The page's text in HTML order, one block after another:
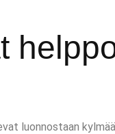
luonnostaan